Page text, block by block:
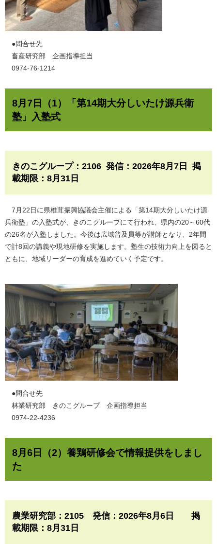
​●問合せ先
畜産研究部 企画指導担当
0974-76-1214
8月7日（1）「第14期大分しいたけ源兵衛
塾」入塾式
きのこグループ：2106 発信：2026年8月7日 掲
載期限：8月31日
7月22日に県椎茸振興協議会主催による「第14期大分しいたけ源
兵衛塾」の入塾式が、きのこグループにて行われ、県内の20～60代
の26名が入塾しました。今後は広域普及員等が講師となり、2年間
で計8回の講義や現地研修を実施します。塾生の技術力向上を図ると
ともに、地域リーダーの育成を進めていく予定です。
​●問合せ先
林業研究部 きのこグループ 企画指導担当
0974-22-4236
8月6日（2）養鶏研修会で情報提供をしまし
た
農業研究部：2105 発信：2026年8月6日 掲
載期限：8月31日​